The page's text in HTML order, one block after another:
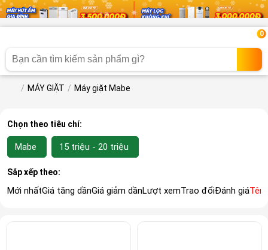
0
MÁY GIẶT Máy giặt Mabe
Chọn theo tiêu chí:
Mabe 15 triệu - 20 triệu
Sắp xếp theo:
Mới nhấtGiá tăng dầnGiá giảm dầnLượt xemTrao đổiĐánh giáTên